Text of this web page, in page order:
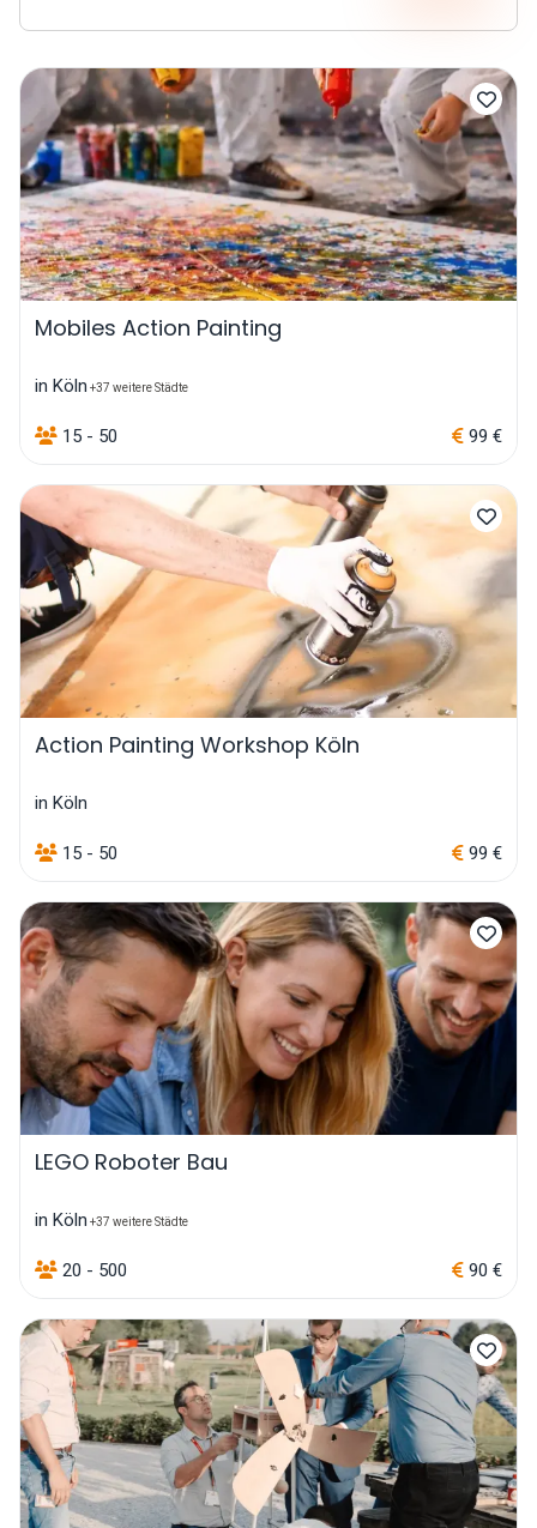
Mobiles Action Painting
in Köln +37 weitere Städte
15 - 50 99 €
Action Painting Workshop Köln
in Köln
15 - 50 99 €
LEGO Roboter Bau
in Köln +37 weitere Städte
20 - 500 90 €